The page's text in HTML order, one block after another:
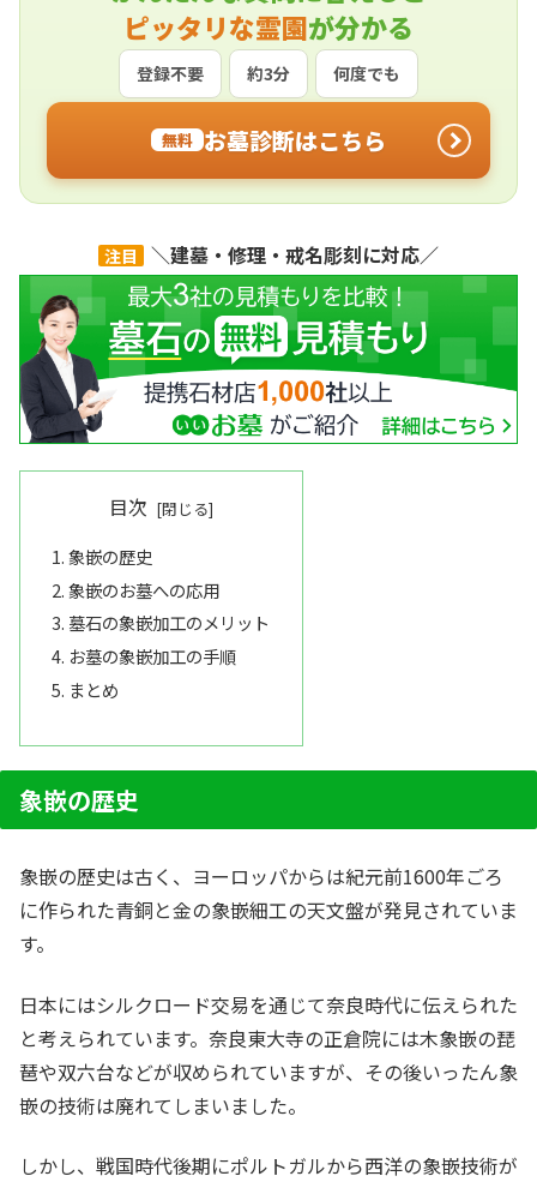
ピッタリな霊園が分かる
登録不要 約3分 何度でも
無料 お墓診断はこちら
注目 ＼建墓・修理・戒名彫刻に対応／
目次
象嵌の歴史
象嵌のお墓への応用
墓石の象嵌加工のメリット
お墓の象嵌加工の手順
まとめ
象嵌の歴史
象嵌の歴史は古く、ヨーロッパからは紀元前1600年ごろ
に作られた青銅と金の象嵌細工の天文盤が発見されていま
す。
日本にはシルクロード交易を通じて奈良時代に伝えられた
と考えられています。奈良東大寺の正倉院には木象嵌の琵
琶や双六台などが収められていますが、その後いったん象
嵌の技術は廃れてしまいました。
しかし、戦国時代後期にポルトガルから西洋の象嵌技術が